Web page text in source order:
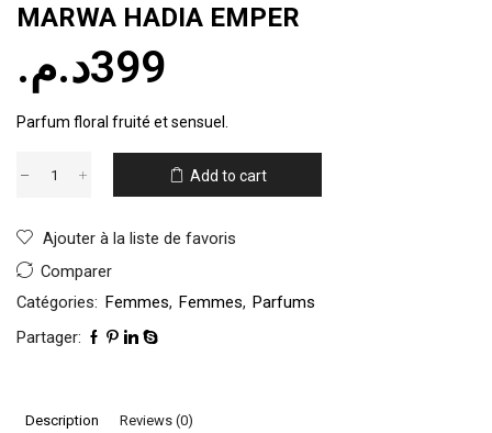
MARWA HADIA EMPER
399د.م.
Parfum floral fruité et sensuel.
Add to cart
Ajouter à la liste de favoris
Comparer
Catégories: Femmes, Femmes, Parfums
Partager:
Description Reviews (0)